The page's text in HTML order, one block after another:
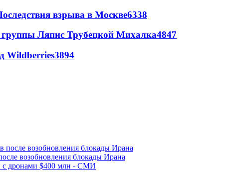
взрыва в Москве6338
группы Ляпис Трубецкой Михалка4847
Wildberries3894
возобновления блокады Ирана
с дронами $400 млн - СМИ